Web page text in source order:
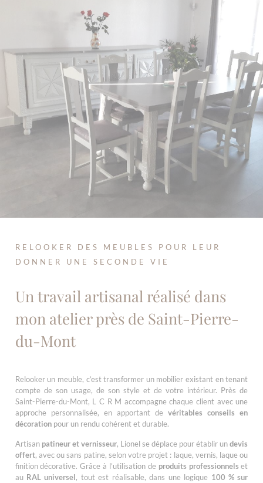
RELOOKER DES MEUBLES POUR LEUR
DONNER UNE SECONDE VIE
Un travail artisanal réalisé dans
mon atelier près de Saint-Pierre-
du-Mont
Relooker un meuble, c’est transformer un mobilier existant en tenant
compte de son usage, de son style et de votre intérieur. Près de
Saint-Pierre-du-Mont, L C R M accompagne chaque client avec une
approche personnalisée, en apportant devéritables conseils en
décorationpour un rendu cohérent et durable.
Artisan patineur et vernisseur, Lionel se déplace pour établir undevis
offert, avec ou sans patine, selon votre projet : laque, vernis, laque ou
finition décorative. Grâce à l’utilisation de produits professionnels et
au RAL universel, tout est réalisable, dans une logique 100 % sur